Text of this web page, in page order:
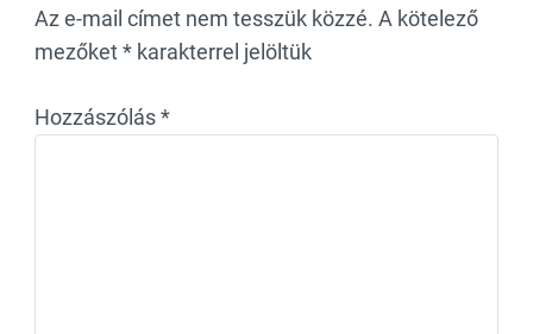
Az e-mail címet nem tesszük közzé. A kötelező
mezőket* karakterrel jelöltük
Hozzászólás*